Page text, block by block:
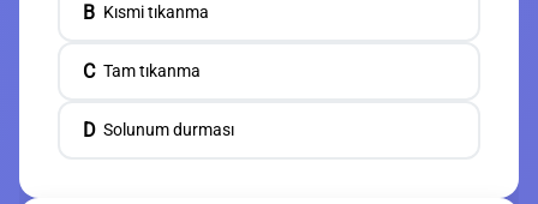
B Kısmi tıkanma
C Tam tıkanma
D Solunum durması